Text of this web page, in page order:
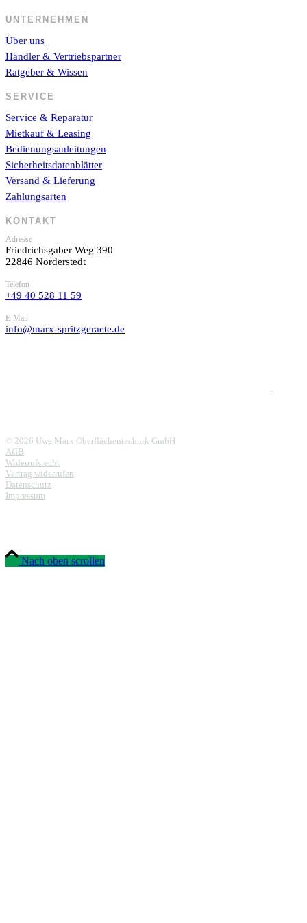
UNTERNEHMEN
Über uns
Händler & Vertriebspartner
Ratgeber & Wissen
SERVICE
Service & Reparatur
Mietkauf & Leasing
Bedienungsanleitungen
Sicherheitsdatenblätter
Versand & Lieferung
Zahlungsarten
KONTAKT
Adresse
Friedrichsgaber Weg 390
22846 Norderstedt
Telefon
+49 40 528 11 59
E-Mail
info@marx-spritzgeraete.de
© 2026 Uwe Marx Oberflächentechnik GmbH
AGB
Widerrufsrecht
Vertrag widerrufen
Datenschutz
Impressum
Nach oben scrollen